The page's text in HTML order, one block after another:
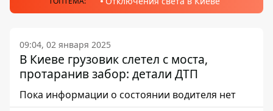
09:04, 02 января 2025
В Киеве грузовик слетел с моста,
протаранив забор: детали ДТП
Пока информации о состоянии водителя нет